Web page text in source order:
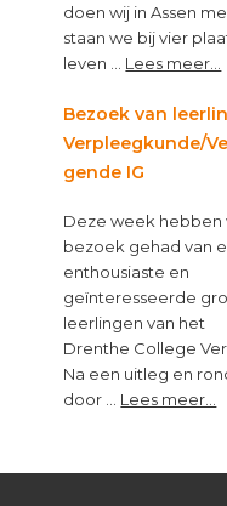
doen wij in Assen
staan we bij vier
leven … Lees meer...
Bezoek van
Verpleegkunde/
gende IG
Deze week hebben
bezoek gehad van
enthousiaste en
geïnteresseerde
leerlingen van het
Drenthe College
Na een uitleg en
door … Lees meer...